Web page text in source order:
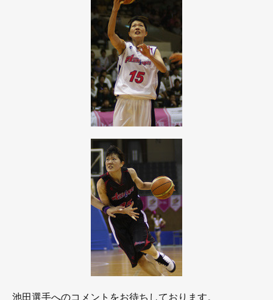
池田選手へのコメントをお待ちしております。